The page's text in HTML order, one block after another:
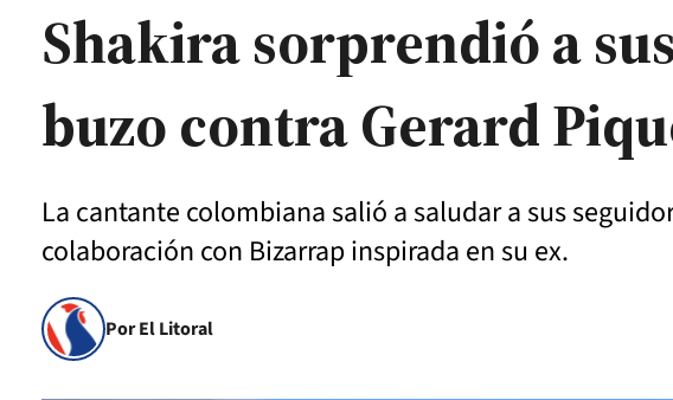
Shakira sorprendió a
buzo contra Gerard
La cantante colombiana salió a saludar a sus
colaboración con Bizarrap inspirada en su ex.
Por El Litoral